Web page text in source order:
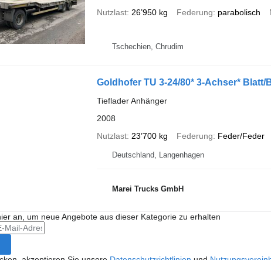
Nutzlast 26’950 kg Federung parabolisch
Tschechien, Chrudim
Goldhofer TU 3-24/80* 3-Achser* Blatt/
Tieflader Anhänger
2008
Nutzlast 23’700 kg Federung Feder/Feder
Deutschland, Langenhagen
Marei Trucks GmbH
an, um neue Angebote aus dieser Kategorie zu erhalten